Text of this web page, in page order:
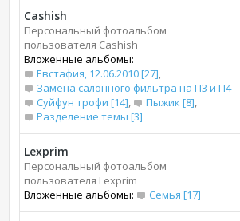
Cashish
Персональный фотоальбом
пользователя Cashish
Вложенные альбомы:
Евстафия, 12.06.2010 [27],
Замена салонного фильтра на П3 и П4 [7]
Суйфун трофи [14], Пыжик [8],
Разделение темы [3]
Lexprim
Персональный фотоальбом
пользователя Lexprim
Вложенные альбомы:
Семья [17]